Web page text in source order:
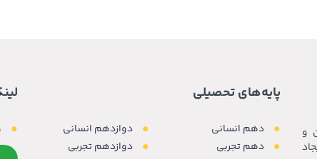
و
پایه‌های تحصیلی
دهم انسانی
دهم تجربی
دوازدهم انسانی
دوازدهم تجربی